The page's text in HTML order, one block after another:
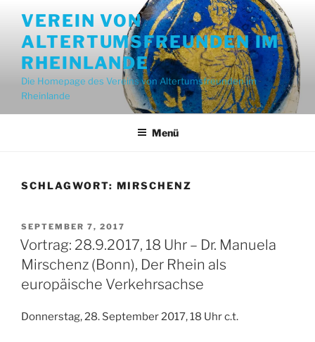
Inhalt
springen
VEREIN VON
ALTERTUMSFREUNDEN IM
RHEINLANDE
Die Homepage des Vereins von Altertumsfreunden im
Rheinlande
Menü
SCHLAGWORT: MIRSCHENZ
VERÖFFENTLICHT
AM
SEPTEMBER 7, 2017
Vortrag: 28.9.2017, 18 Uhr – Dr. Manuela
Mirschenz (Bonn), Der Rhein als
europäische Verkehrsachse
Donnerstag, 28. September 2017, 18 Uhr c.t.